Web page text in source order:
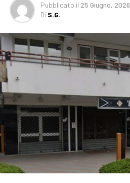
Pubblicato il 25 Giugno, 2026
Di S.G.